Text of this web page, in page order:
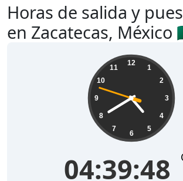
Horas de salida y
en Zacatecas, México
12
1
2
3
4
5
6
7
8
9
10
11
04:39:49